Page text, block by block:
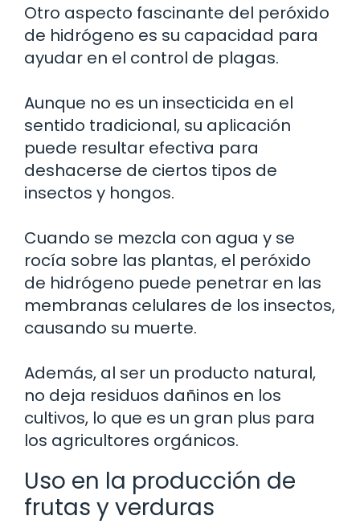
Otro aspecto fascinante del peróxido
de hidrógeno es su capacidad para
ayudar en el control de plagas.
Aunque no es un insecticida en el
sentido tradicional, su aplicación
puede resultar efectiva para
deshacerse de ciertos tipos de
insectos y hongos.
Cuando se mezcla con agua y se
rocía sobre las plantas, el peróxido
de hidrógeno puede penetrar en las
membranas celulares de los insectos,
causando su muerte.
Además, al ser un producto natural,
no deja residuos dañinos en los
cultivos, lo que es un gran plus para
los agricultores orgánicos.
Uso en la producción de
frutas y verduras